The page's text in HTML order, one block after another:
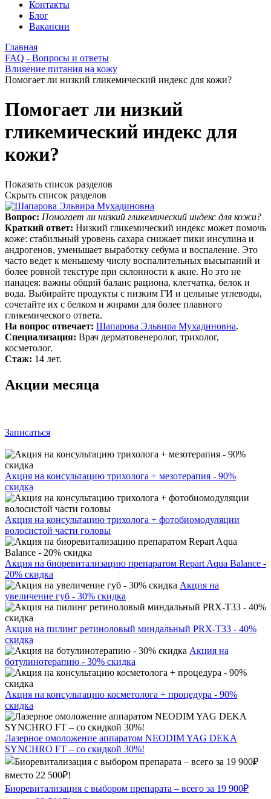
Контакты
Блог
Вакансии
Главная
FAQ - Вопросы и ответы
Влияение питания на кожу
Помогает ли низкий гликемический индекс для кожи?
Помогает ли низкий
гликемический индекс для
кожи?
Показать список разделов
Скрыть список разделов
Вопрос: Помогает ли низкий гликемический индекс для кожи?
Краткий ответ: Низкий гликемический индекс может помочь
коже: стабильный уровень сахара снижает пики инсулина и
андрогенов, уменьшает выработку себума и воспаление. Это
часто ведет к меньшему числу воспалительных высыпаний и
более ровной текстуре при склонности к акне. Но это не
панацея: важны общий баланс рациона, клетчатка, белок и
вода. Выбирайте продукты с низким ГИ и цельные углеводы,
сочетайте их с белком и жирами для более плавного
гликемического ответа.
На вопрос отвечает: Шапарова Эльвира Мухадиновна.
Специализация: Врач дерматовенеролог, трихолог,
косметолог.
Стаж: 14 лет.
Акции месяца
Записаться
Акция на консультацию трихолога + мезотерапия - 90%
скидка
Акция на консультацию трихолога + фотобиомодуляции
волосистой части головы
Акция на биоревитализацию препаратом Repart Aqua Balance -
20% скидка
Акция на
увеличение губ - 30% скидка
Акция на пилинг ретиноловый миндальный PRX-T33 - 40%
скидка
Акция на
ботулинотерапию - 30% скидка
Акция на консультацию косметолога + процедура - 90%
скидка
Лазерное омоложение аппаратом NEODIM YAG DEKA
SYNCHRO FT – со скидкой 30%!
Биоревитализация с выбором препарата – всего за 19 900₽